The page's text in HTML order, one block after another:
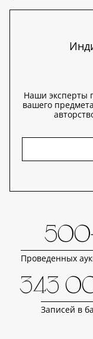
Наши эксперты
вашего
Проведенных
343
Записей в